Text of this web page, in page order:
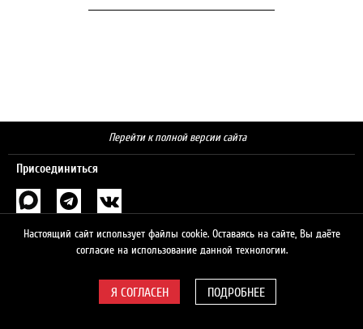
Перейти к полной версии сайта
Присоединиться
Поиск
Настоящий сайт использует файлы cookie. Оставаясь на сайте, Вы даёте
согласие на использование данной технологии.
ПОДРОБНЕЕ